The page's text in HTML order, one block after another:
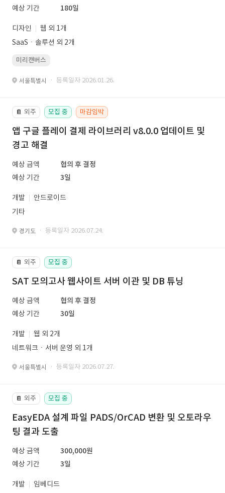
예상 기간
180일
디자인
웹 외 1개
SaaSㆍ솔루션 외 2개
미리캔버스
서울특별시 · 등록일자 2026.01.26.
📔 외주 모집 중 마감임박
앱 구글 플레이 결제 라이브러리 v8.0.0 업데이트 및
경고 해결
예상 금액
협의 후 결정
예상 기간
3일
개발
안드로이드
기타
경기도 · 등록일자 2026.07.24.
📔 외주 모집 중
SAT 모의고사 웹사이트 서버 이관 및 DB 튜닝
예상 금액
협의 후 결정
예상 기간
30일
개발
웹 외 2개
네트워크ㆍ서버 운영 외 1개
서울특별시 · 등록일자 2026.07.27.
📔 외주 모집 중
EasyEDA 설계 파일 PADS/OrCAD 변환 및 오토라우
팅 결과 도출
예상 금액
300,000원
예상 기간
3일
개발
임베디드